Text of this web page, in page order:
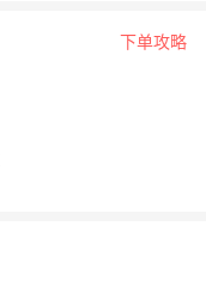
下单攻略